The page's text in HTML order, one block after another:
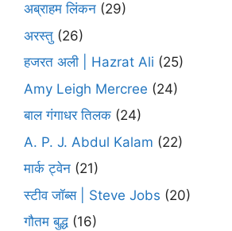
अब्राहम लिंकन (29)
अरस्तु (26)
हजरत अली | Hazrat Ali (25)
Amy Leigh Mercree (24)
बाल गंगाधर तिलक (24)
A. P. J. Abdul Kalam (22)
मार्क ट्वेन (21)
स्टीव जॉब्स | Steve Jobs (20)
गौतम बुद्ध (16)